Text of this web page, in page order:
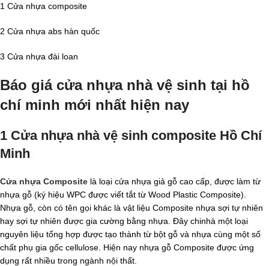
1 Cửa nhựa composite
2 Cửa nhựa abs hàn quốc
3 Cửa nhựa đài loan
Báo giá cửa nhựa nhà vệ sinh tại hồ
chí minh mới nhất hiện nay
1 Cửa nhựa nhà vệ sinh composite Hồ Chí
Minh
Cửa nhựa Composite là loại cửa nhựa giả gỗ cao cấp, được làm từ
nhựa gỗ (ký hiệu WPC được viết tắt từ Wood Plastic Composite).
Nhựa gỗ, còn có tên gọi khác là vật liệu Composite nhựa sợi tự nhiên
hay sợi tự nhiên được gia cường bằng nhựa. Đây chinhà một loại
nguyên liệu tổng hợp được tạo thành từ bột gỗ và nhựa cùng một số
chất phụ gia gốc cellulose. Hiện nay nhựa gỗ Composite được ứng
dụng rất nhiều trong ngành nội thất.